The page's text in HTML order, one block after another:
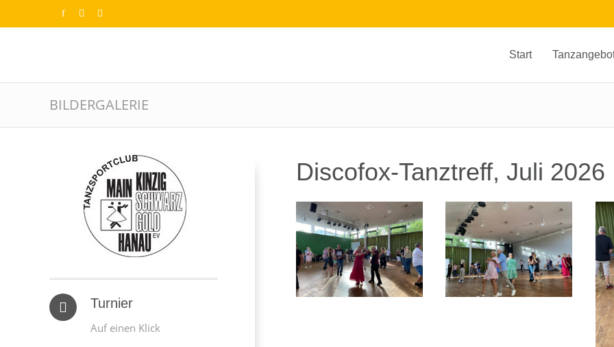
Start
BILDERGALERIE
Turnier
Auf einen Klick
Discofox-Tanztreff, Juli 2026